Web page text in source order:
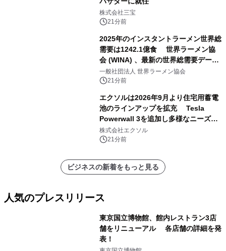
株式会社三宝
21分前
2025年のインスタントラーメン世界総
需要は1242.1億食 世界ラーメン協
会 (WINA) 、最新の世界総需要データ
を発表
一般社団法人 世界ラーメン協会
21分前
エクソルは2026年9月より住宅用蓄電
池のラインアップを拡充 Tesla
Powerwall 3を追加し多様なニーズに
応える提案体制を強化
株式会社エクソル
21分前
ビジネスの新着をもっと見る
人気のプレスリリース
東京国立博物館、館内レストラン3店
舗をリニューアル 各店舗の詳細を発
表！